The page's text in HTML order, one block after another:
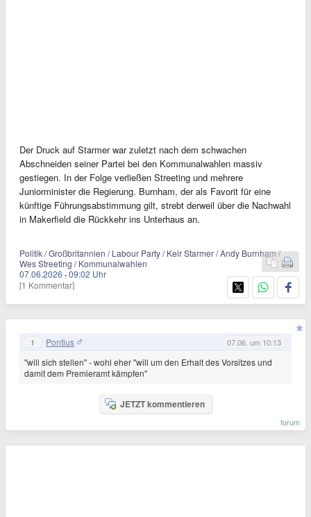
Der Druck auf Starmer war zuletzt nach dem schwachen
Abschneiden seiner Partei bei den Kommunalwahlen massiv
gestiegen. In der Folge verließen Streeting und mehrere
Juniorminister die Regierung. Burnham, der als Favorit für eine
künftige Führungsabstimmung gilt, strebt derweil über die Nachwahl
in Makerfield die Rückkehr ins Unterhaus an.
Politik / Großbritannien / Labour Party / Keir Starmer / Andy Burnham /
Wes Streeting / Kommunalwahlen
07.06.2026 ·09:02 Uhr
[1 Kommentar]
1 Pontius 07.06. um 10:13
"will sich stellen" - wohl eher "will um den Erhalt des Vorsitzes und
damit dem Premieramt kämpfen"
JETZT kommentieren
forum